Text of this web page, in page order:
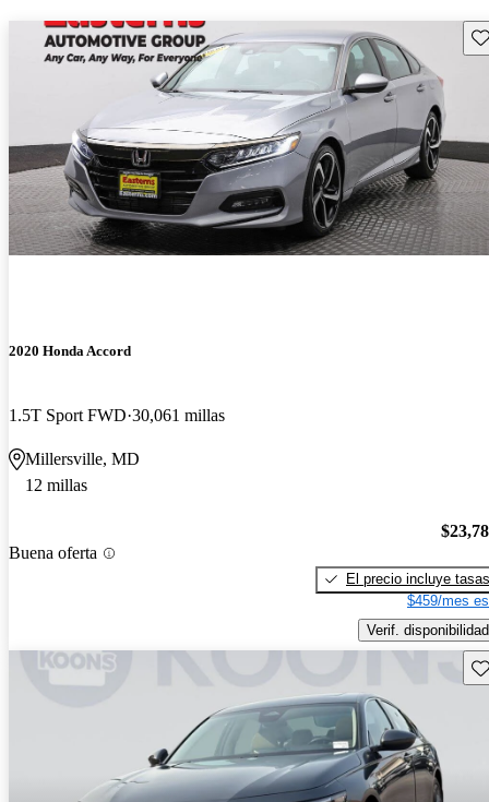
2020 Honda Accord
1.5T Sport FWD 30,061 millas
Millersville, MD
12 millas
Buena oferta
El precio incluye tasas
$459/mes
Verif. disponibilidad